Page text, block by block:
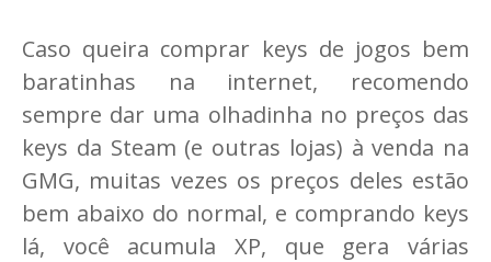
Caso queira comprar keys de jogos bem
baratinhas na internet, recomendo
sempre dar uma olhadinha no preços das
keys da Steam (e outras lojas) à venda na
GMG, muitas vezes os preços deles estão
bem abaixo do normal, e comprando keys
lá, você acumula XP, que gera várias